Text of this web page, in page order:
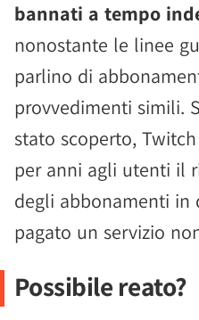
bannati a tempo
nonostante le linee
parlino di
provvedimenti simili.
stato scoperto,
per anni agli utenti il
degli abbonamenti in
pagato un servizio
Possibile reato?